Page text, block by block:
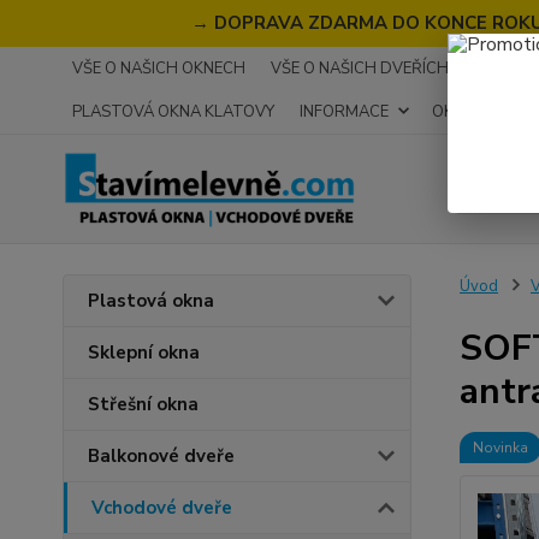
→ DOPRAVA ZDARMA DO KONCE
VŠE O NAŠICH OKNECH VŠE O NAŠICH DVEŘÍCH
PLASTOVÁ OKNA KLATOVY
INFORMACE OKNA NA
Plastová okna
Sklepní okna
Střešní okna
Balkonové dveře
Vchodové dveře
Úvod
Novinka